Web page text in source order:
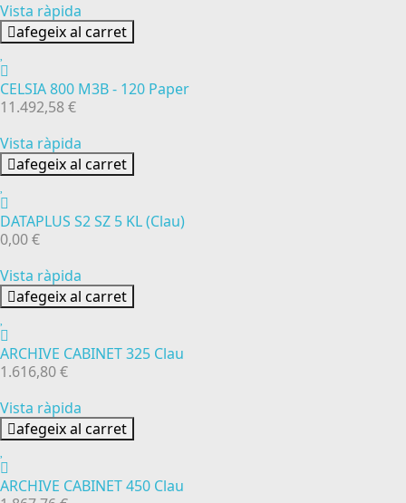
Vista ràpida
afegeix al carret
CELSIA 800 M3B - 120 Paper
11.492,58 €
Vista ràpida
afegeix al carret
DATAPLUS S2 SZ 5 KL (Clau)
0,00 €
Vista ràpida
afegeix al carret
ARCHIVE CABINET 325 Clau
1.616,80 €
Vista ràpida
afegeix al carret
ARCHIVE CABINET 450 Clau